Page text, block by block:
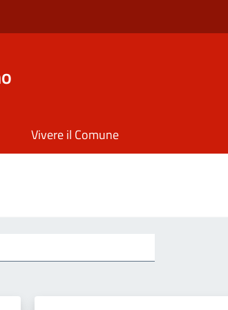
Vivere il Comune